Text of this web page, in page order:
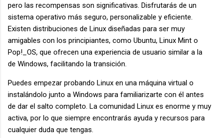
pero las recompensas son significativas. Disfrutarás de un
sistema operativo más seguro, personalizable y eficiente.
Existen distribuciones de Linux diseñadas para ser muy
amigables con los principiantes, como Ubuntu, Linux Mint o
Pop!_OS, que ofrecen una experiencia de usuario similar a la
de Windows, facilitando la transición.
Puedes empezar probando Linux en una máquina virtual o
instalándolo junto a Windows para familiarizarte con él antes
de dar el salto completo. La comunidad Linux es enorme y muy
activa, por lo que siempre encontrarás ayuda y recursos para
cualquier duda que tengas.